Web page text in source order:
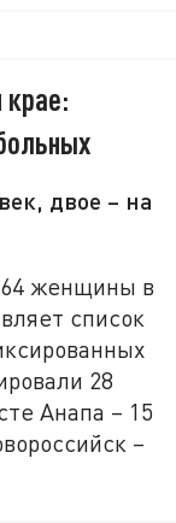
двое – на
женщины в
список
28
Анапа – 15
–